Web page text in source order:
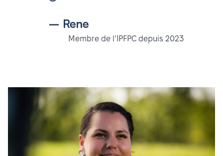
– Rene
Membre de l’IPFPC depuis 2023